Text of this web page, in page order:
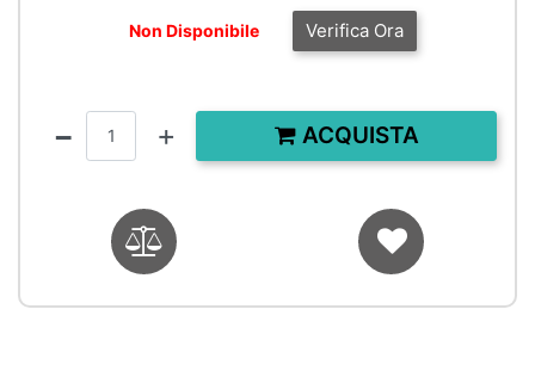
Verifica Ora
Non Disponibile
QuantitàACQUISTA